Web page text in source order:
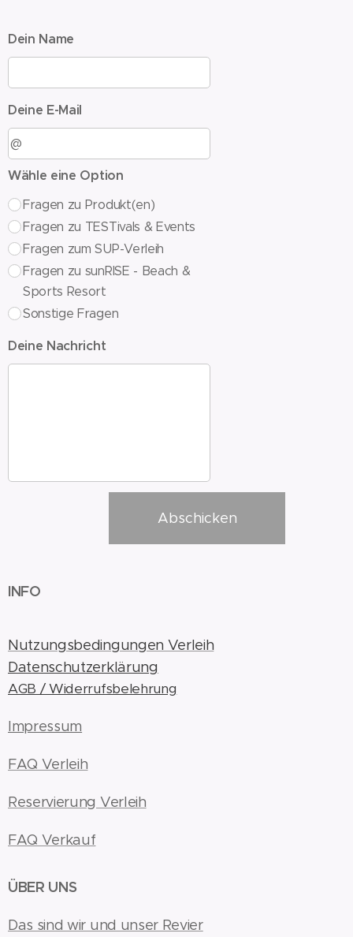
Dein Name
Deine E-Mail
Wähle eine Option
Fragen zu Produkt(en)
Fragen zu TESTivals & Events
Fragen zum SUP-Verleih
Fragen zu sunRISE - Beach &
Sports Resort
Sonstige Fragen
Deine Nachricht
Abschicken
INFO
Nutzungsbedingungen Verleih
Datenschutzerklärung
AGB / Widerrufsbelehrung
Impressum
FAQ Verleih
Reservierung Verleih
FAQ Verkauf
ÜBER UNS
Das sind wir und unser Revier